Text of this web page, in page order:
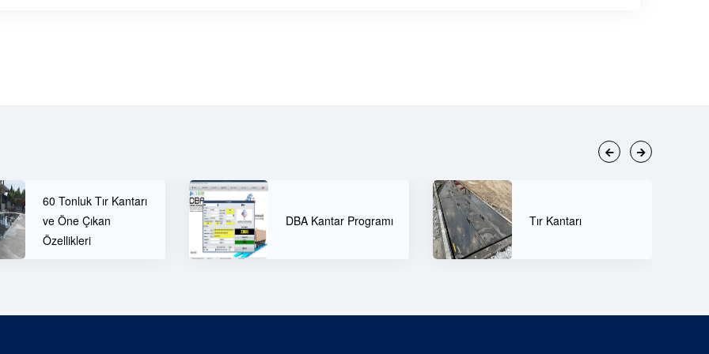
DBA Kantar Programı Tır Kantarı
Modelleri